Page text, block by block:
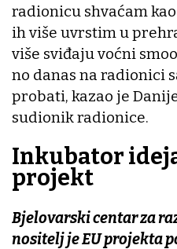
radionicu shvaćam
ih više uvrstim u
više sviđaju voćni
no danas na radionici
probati, kazao je
sudionik radionice.
Inkubator
projekt
Bjelovarski centar za
nositelj je EU projekta